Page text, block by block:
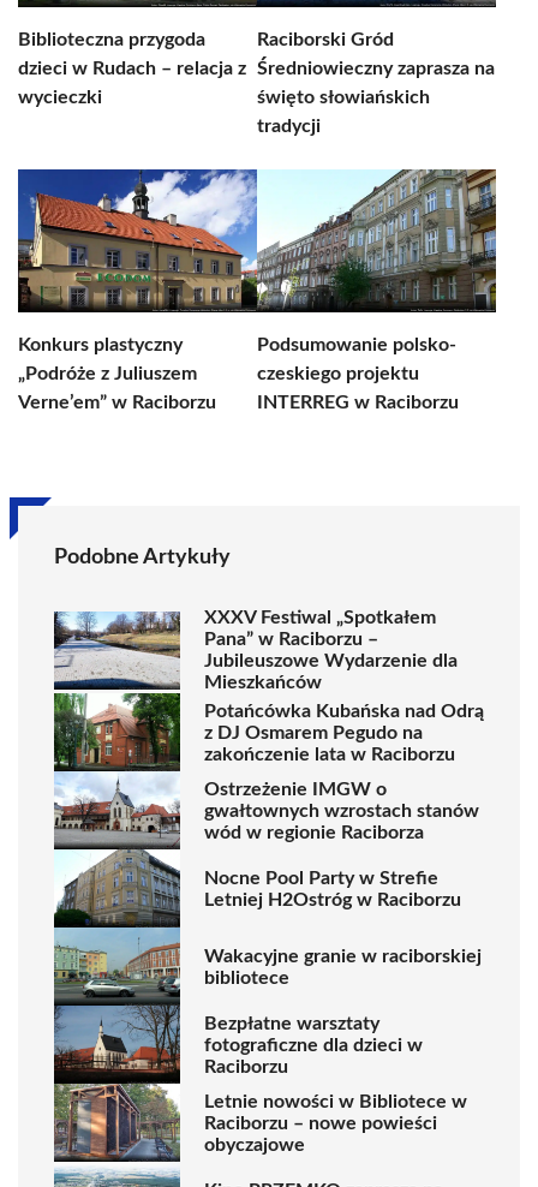
Biblioteczna przygoda
dzieci w Rudach – relacja z
wycieczki
Raciborski Gród
Średniowieczny zaprasza na
święto słowiańskich
tradycji
Konkurs plastyczny
„Podróże z Juliuszem
Verne’em” w Raciborzu
Podsumowanie polsko-
czeskiego projektu
INTERREG w Raciborzu
Podobne Artykuły
XXXV Festiwal „Spotkałem
Pana” w Raciborzu –
Jubileuszowe Wydarzenie dla
Mieszkańców
Potańcówka Kubańska nad Odrą
z DJ Osmarem Pegudo na
zakończenie lata w Raciborzu
Ostrzeżenie IMGW o
gwałtownych wzrostach stanów
wód w regionie Raciborza
Nocne Pool Party w Strefie
Letniej H2Ostróg w Raciborzu
Wakacyjne granie w raciborskiej
bibliotece
Bezpłatne warsztaty
fotograficzne dla dzieci w
Raciborzu
Letnie nowości w Bibliotece w
Raciborzu – nowe powieści
obyczajowe